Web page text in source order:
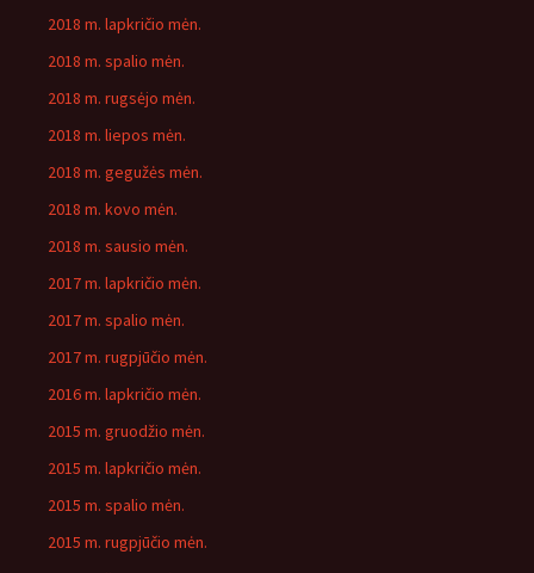
2018 m. lapkričio mėn.
2018 m. spalio mėn.
2018 m. rugsėjo mėn.
2018 m. liepos mėn.
2018 m. gegužės mėn.
2018 m. kovo mėn.
2018 m. sausio mėn.
2017 m. lapkričio mėn.
2017 m. spalio mėn.
2017 m. rugpjūčio mėn.
2016 m. lapkričio mėn.
2015 m. gruodžio mėn.
2015 m. lapkričio mėn.
2015 m. spalio mėn.
2015 m. rugpjūčio mėn.